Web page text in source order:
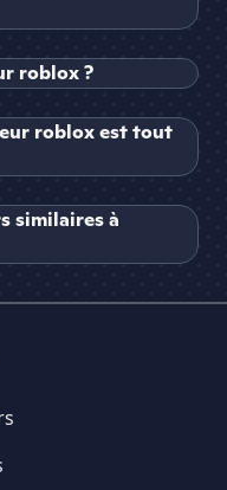
roblox ?
roblox est tout
similaires à